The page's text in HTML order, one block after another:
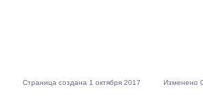
Страница создана 1 октября 2017 Изменено